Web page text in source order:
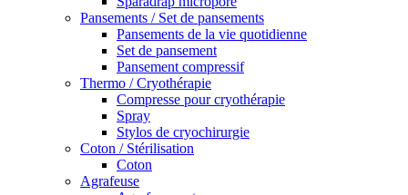
Pansements / Set de pansements
Pansements de la vie quotidienne
Set de pansement
Pansement compressif
Thermo / Cryothérapie
Compresse pour cryothérapie
Spray
Stylos de cryochirurgie
Coton / Stérilisation
Coton
Agrafeuse